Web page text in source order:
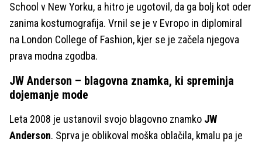
School v New Yorku, a hitro je ugotovil, da ga bolj kot oder
zanima kostumografija. Vrnil se je v Evropo in diplomiral
na London College of Fashion, kjer se je začela njegova
prava modna zgodba.
JW Anderson – blagovna znamka, ki spreminja
dojemanje mode
Leta 2008 je ustanovil svojo blagovno znamko JW
Anderson. Sprva je oblikoval moška oblačila, kmalu pa je